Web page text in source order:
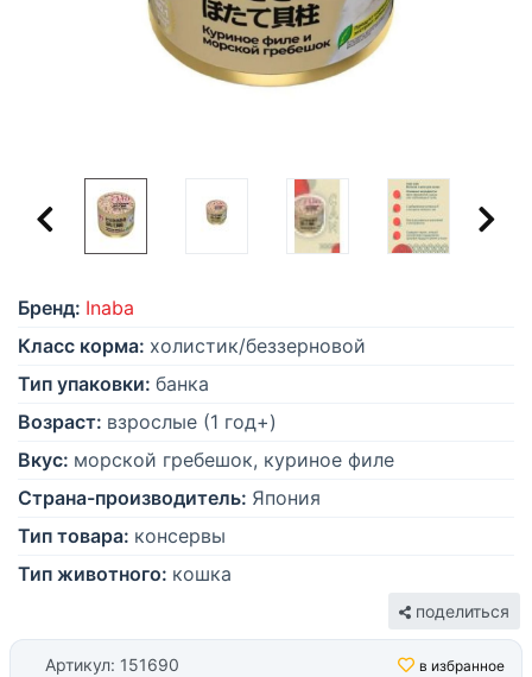
Бренд: Inaba
Класс корма: холистик/беззерновой
Тип упаковки: банка
Возраст: взрослые (1 год+)
Вкус: морской гребешок, куриное филе
Страна-производитель: Япония
Тип товара: консервы
Тип животного: кошка
поделиться
Артикул: 151690 в избранное